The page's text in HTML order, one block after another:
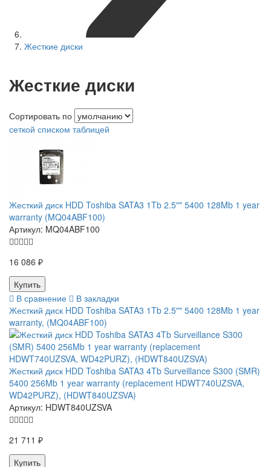
Жесткие диски
Жесткие диски
Сортировать по
сеткой списком таблицей
Жесткий диск HDD Toshiba SATA3 1Tb 2.5"" 5400 128Mb 1 year
warranty (MQ04ABF100)
Артикул: MQ04ABF100
16 086 ₽
В сравнение
В закладки
Жесткий диск HDD Toshiba SATA3 1Tb 2.5"" 5400 128Mb 1 year
warranty, (MQ04ABF100)
Жесткий диск HDD Toshiba SATA3 4Tb Surveillance S300 (SMR)
5400 256Mb 1 year warranty (replacement HDWT740UZSVA,
WD42PURZ), (HDWT840UZSVA)
Артикул: HDWT840UZSVA
21 711 ₽